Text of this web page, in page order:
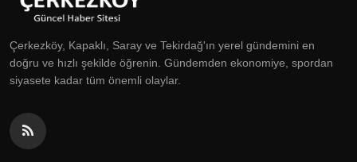
Çerkezköy, Kapaklı, Saray ve Tekirdağ'ın yerel gündemini en
doğru ve hızlı şekilde öğrenin. Gündemden ekonomiye, spordan
siyasete kadar tüm önemli olaylar.